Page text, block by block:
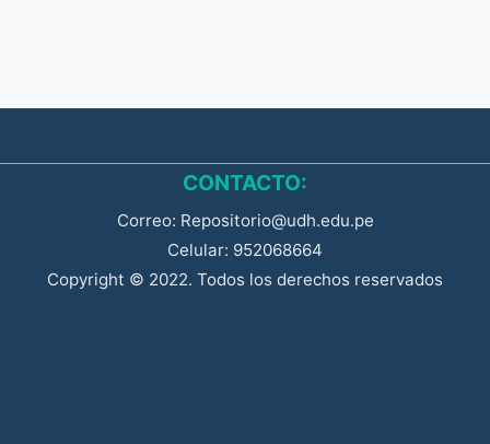
CONTACTO:
Correo: Repositorio@udh.edu.pe
Celular: 952068664
Copyright © 2022. Todos los derechos reservados